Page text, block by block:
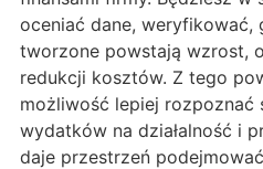
oceniać dane, weryfikować,
tworzone powstają wzrost,
redukcji kosztów. Z tego
możliwość lepiej rozpoznać
wydatków na działalność i
daje przestrzeń